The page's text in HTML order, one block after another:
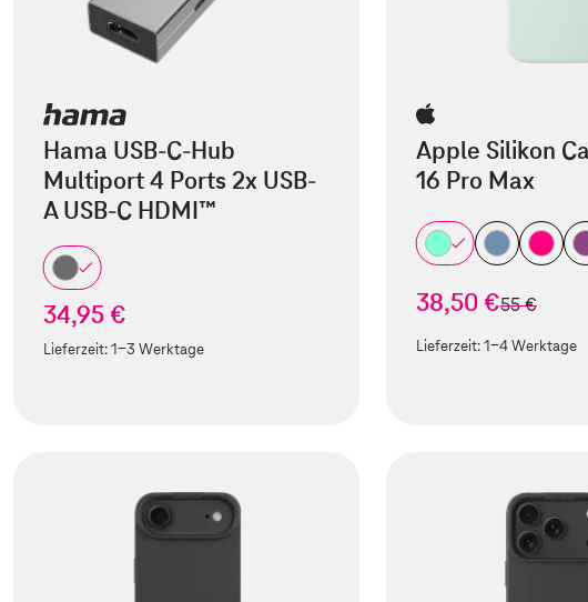
Hama USB-C-Hub
Multiport 4 Ports 2x USB-
A USB-C HDMI™
34,95 €
Lieferzeit:1-3 Werktage
Apple Silikon
16 Pro Max
38,50 €statt
55 €
Lieferzeit:1-4 Werktage